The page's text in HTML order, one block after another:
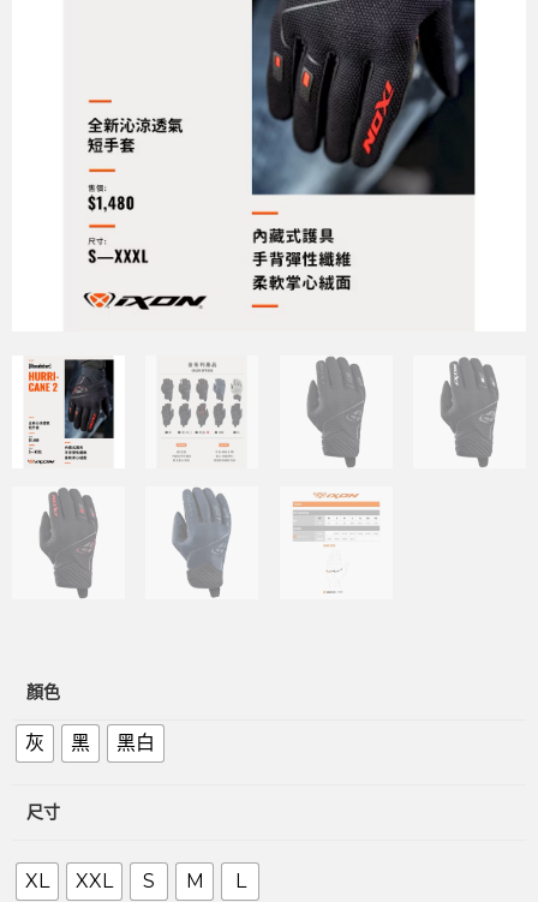
顏色
灰 黑 黑白
尺寸
XL XXL S M L